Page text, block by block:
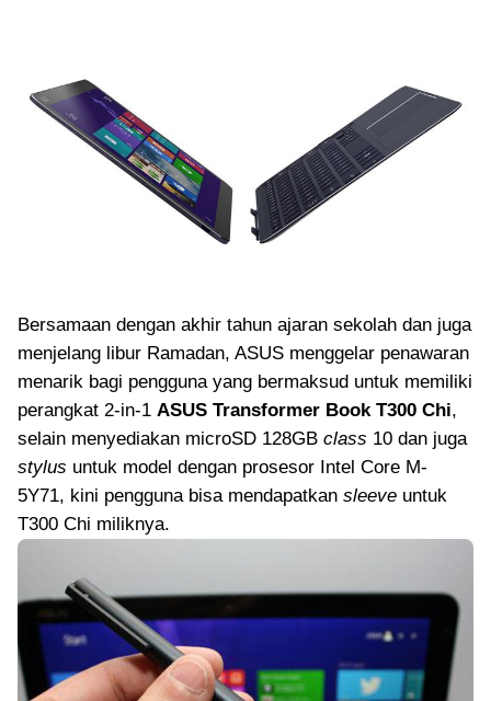
Bersamaan dengan akhir tahun ajaran sekolah dan juga
menjelang libur Ramadan, ASUS menggelar penawaran
menarik bagi pengguna yang bermaksud untuk memiliki
perangkat 2-in-1 ASUS Transformer Book T300 Chi,
selain menyediakan microSD 128GB class 10 dan juga
stylus untuk model dengan prosesor Intel Core M-
5Y71, kini pengguna bisa mendapatkan sleeve untuk
T300 Chi miliknya.